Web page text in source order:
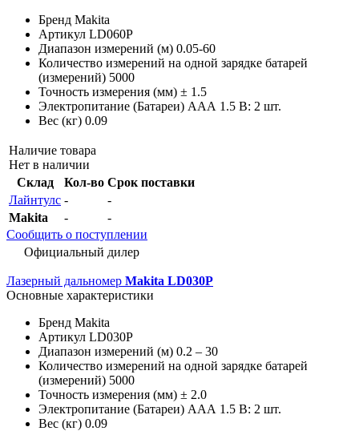
Бренд Makita
Артикул LD060P
Диапазон измерений (м) 0.05-60
Количество измерений на одной зарядке батарей
(измерений) 5000
Точность измерения (мм) ± 1.5
Электропитание (Батареи) AAА 1.5 В: 2 шт.
Вес (кг) 0.09
Наличие товара
Нет в наличии
Склад
Кол-во Срок поставки
Лайнтулс -
-
Makita
-
-
Сообщить о поступлении
Официальный дилер
Лазерный дальномер Makita LD030P
Основные характеристики
Бренд Makita
Артикул LD030P
Диапазон измерений (м) 0.2 – 30
Количество измерений на одной зарядке батарей
(измерений) 5000
Точность измерения (мм) ± 2.0
Электропитание (Батареи) AAА 1.5 В: 2 шт.
Вес (кг) 0.09